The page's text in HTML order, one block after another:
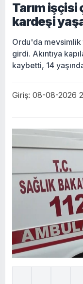
Tarım
kardeşi
Ordu'da mevsimlik
girdi. Akıntıya
kaybetti, 14
Giriş: 08-08-2026